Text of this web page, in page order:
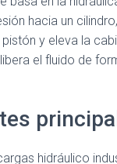
hacia un
y eleva la
el fluido de
hidráulico